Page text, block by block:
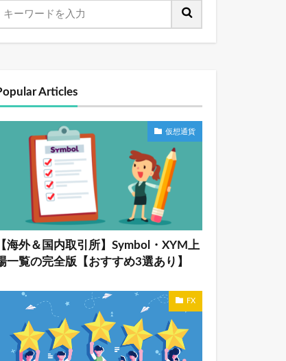
Articles
仮想通貨
【海外＆国内取引所】Symbol・XYM上
一覧の完全版【おすすめ3選あり】
FX